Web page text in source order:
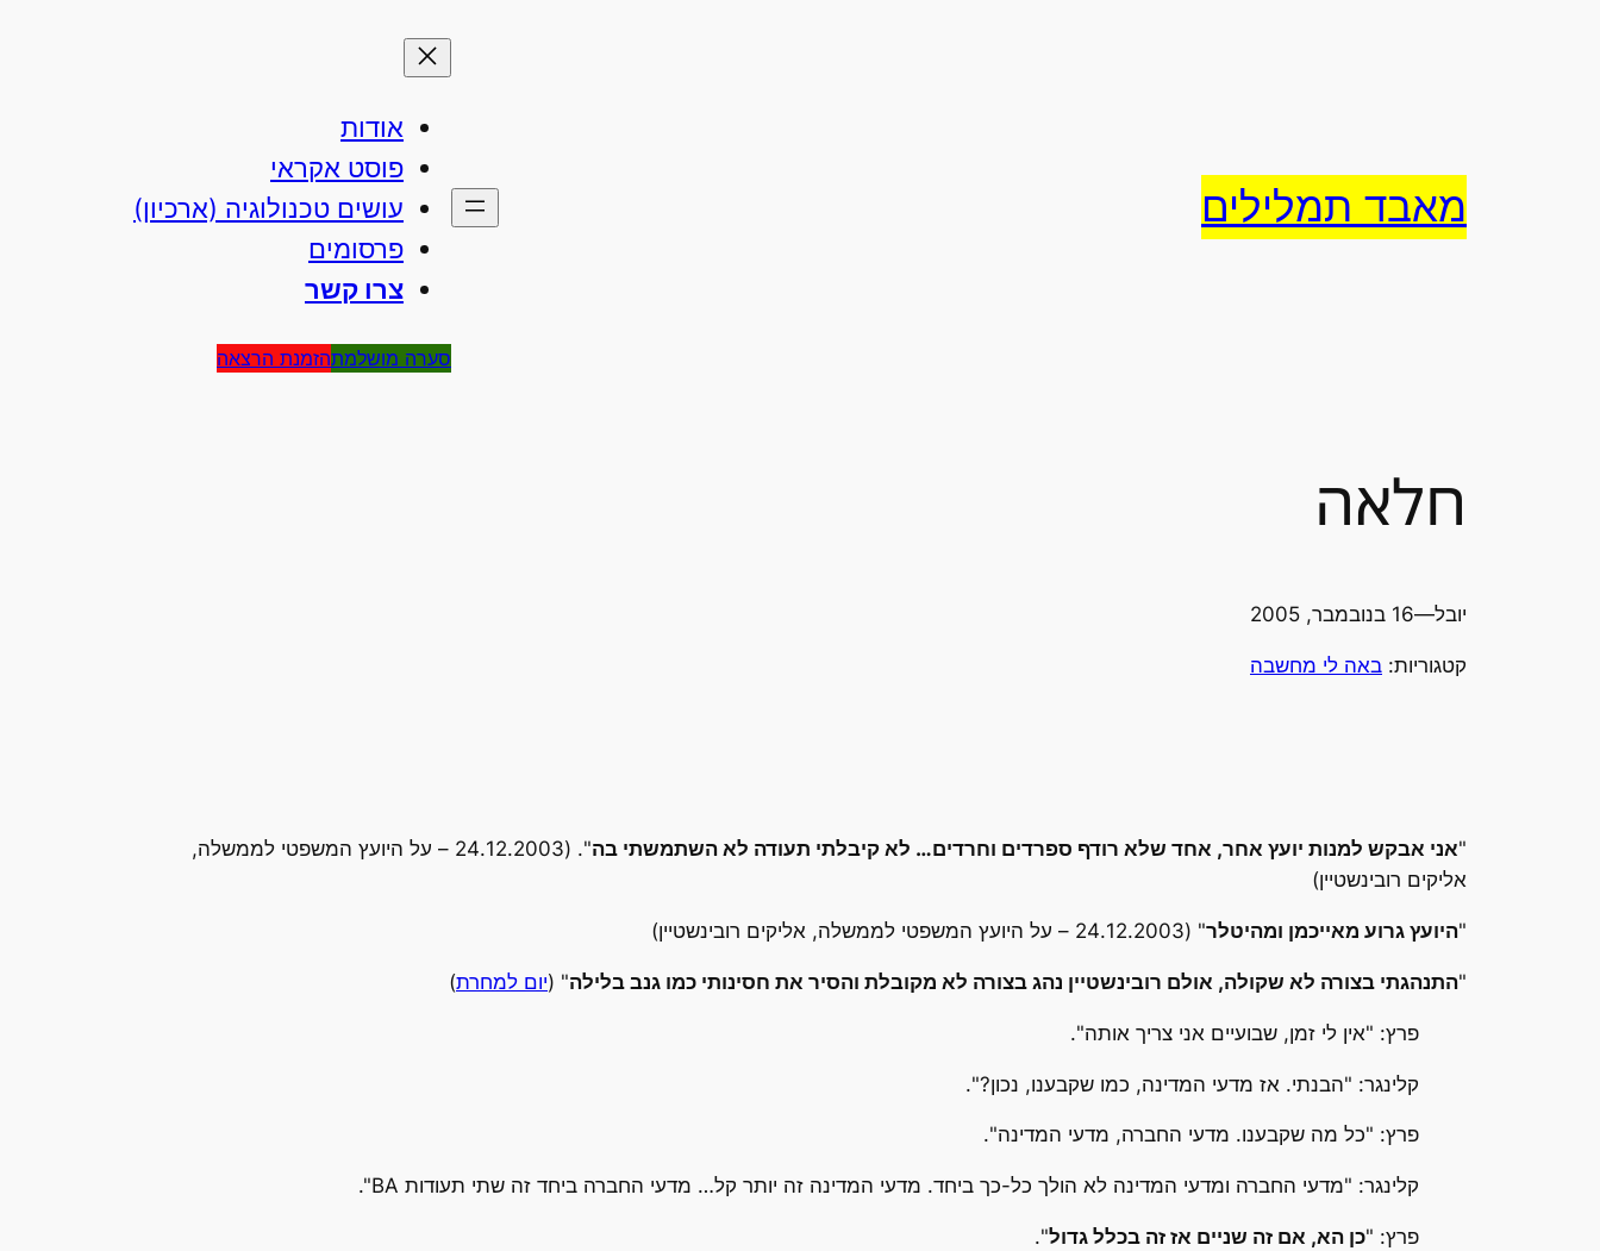
מאבד תמלילים
אודות
פוסט אקראי
עושים טכנולוגיה (ארכיון)
פרסומים
צרו קשר
סערה מושלמתהזמנת הרצאה
חלאה
יובל—16 בנובמבר, 2005
קטגוריות: באה לי מחשבה
"אני אבקש למנות יועץ אחר, אחד שלא רודף ספרדים וחרדים… לא קיבלתי תעודה לא השתמשתי בה
". (24.12.2003 – על היועץ המשפטי לממשלה,
אליקים רובינשטיין)
"היועץ גרוע מאייכמן ומהיטלר" (24.12.2003 – על היועץ המשפטי לממשלה, אליקים רובינשטיין)
"התנהגתי בצורה לא שקולה, אולם רובינשטיין נהג בצורה לא מקובלת והסיר את חסינותי כמו גנב בלילה" (יום למחרת)
פרץ: "אין לי זמן, שבועיים אני צריך אותה".
קלינגר: "הבנתי. אז מדעי המדינה, כמו שקבענו, נכון?".
פרץ: "כל מה שקבענו. מדעי החברה, מדעי המדינה".
קלינגר: "מדעי החברה ומדעי המדינה לא הולך כל-כך ביחד. מדעי המדינה זה יותר קל… מדעי החברה ביחד זה שתי תעודות BA".
פרץ: "כן הא, אם זה שניים אז זה בכלל גדול".